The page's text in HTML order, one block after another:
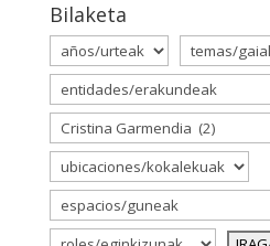
Bilaketa